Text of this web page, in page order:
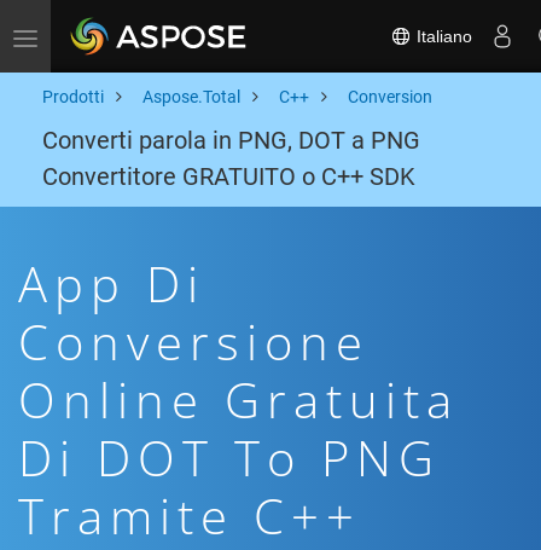
Toggle navigation Italiano
Prodotti Aspose.Total C++ Conversion
Converti parola in PNG, DOT a PNG
Convertitore GRATUITO o C++ SDK
App Di
Conversione
Online Gratuita
Di DOT To PNG
Tramite C++